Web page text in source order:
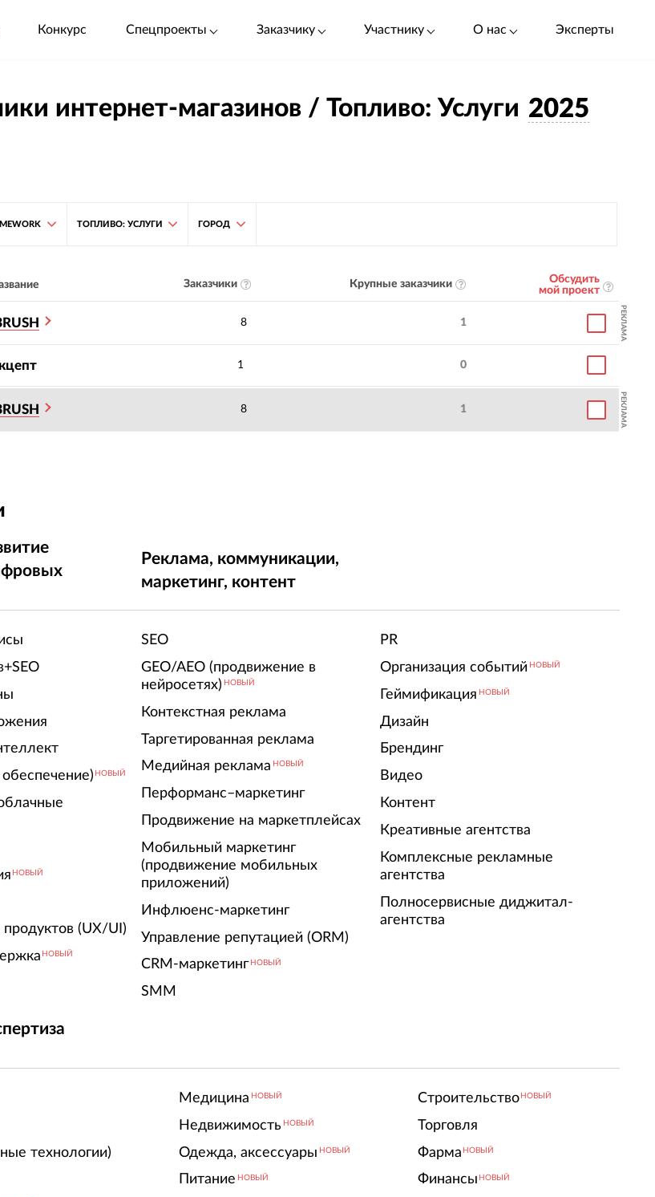
Конкурс Спецпроекты Заказчику Участнику О нас Эксперты
интернет-магазинов / Топливо: Услуги 2025
ТОПЛИВО: УСЛУГИ ГОРОД
Заказчики Крупные заказчики
Обсудить
мой проект
8 1 РЕКЛАМА
1 0
8 1 РЕКЛАМА
НОВЫЙ
НОВЫЙ
(UX/UI)
НОВЫЙ
Реклама, коммуникации,
маркетинг, контент
SEO
GEO/AEO (продвижение в
нейросетях) НОВЫЙ
Контекстная реклама
Таргетированная реклама
Медийная реклама НОВЫЙ
Перформанс–маркетинг
Продвижение на маркетплейсах
Мобильный маркетинг
(продвижение мобильных
приложений)
Инфлюенс-маркетинг
Управление репутацией (ORM)
CRM-маркетинг НОВЫЙ
SMM
PR
Организация событий НОВЫЙ
Геймификация НОВЫЙ
Дизайн
Брендинг
Видео
Контент
Креативные агентства
Комплексные рекламные
агентства
Полносервисные диджитал-
агентства
технологии)
Медицина НОВЫЙ
Недвижимость НОВЫЙ
Одежда, аксессуары НОВЫЙ
Питание НОВЫЙ
Строительство НОВЫЙ
Торговля
Фарма НОВЫЙ
Финансы НОВЫЙ